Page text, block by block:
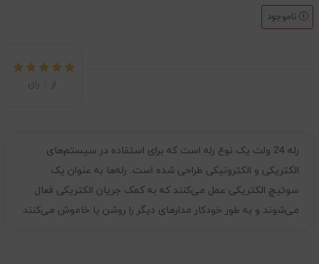
ناموجود
از رای
رله 24 ولت یک نوع رله است که برای استفاده در سیستم‌های
الکتریکی و الکترونیکی طراحی شده است. رله‌ها به عنوان یک
سوئیچ الکتریکی عمل می‌کنند که به کمک جریان الکتریکی فعال
می‌شوند و به طور خودکار مدارهای دیگر را روشن یا خاموش می‌کنند